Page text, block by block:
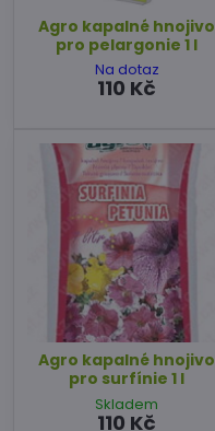
Agro kapalné hnojivo
pro pelargonie 1 l
Na dotaz
110 Kč
Agro kapalné hnojivo
pro surfínie 1 l
Skladem
110 Kč